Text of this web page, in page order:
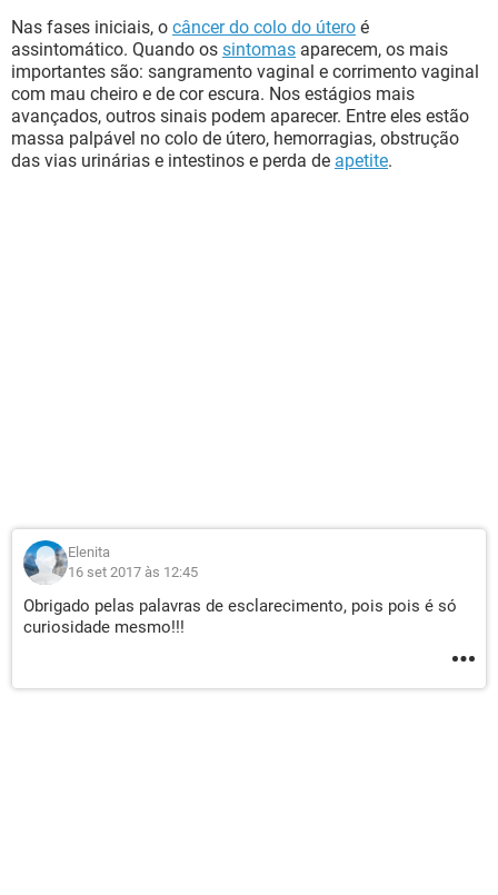
Nas fases iniciais, o câncer do colo do útero é
assintomático. Quando os sintomas aparecem, os mais
importantes são: sangramento vaginal e corrimento vaginal
com mau cheiro e de cor escura. Nos estágios mais
avançados, outros sinais podem aparecer. Entre eles estão
massa palpável no colo de útero, hemorragias, obstrução
das vias urinárias e intestinos e perda de apetite.
Elenita
16 set 2017 às 12:45
Obrigado pelas palavras de esclarecimento, pois pois é só
curiosidade mesmo!!!